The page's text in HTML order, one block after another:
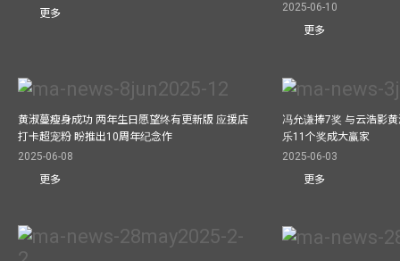
更多
2025-06-10
更多
黄淑蔓瘦身成功 两年生日愿望终有更新版 应援店
打卡超宠粉 盼推出10周年纪念作
2025-06-08
更多
冯允谦捧7奖 与云浩影
乐11个奖成大赢家
2025-06-03
更多